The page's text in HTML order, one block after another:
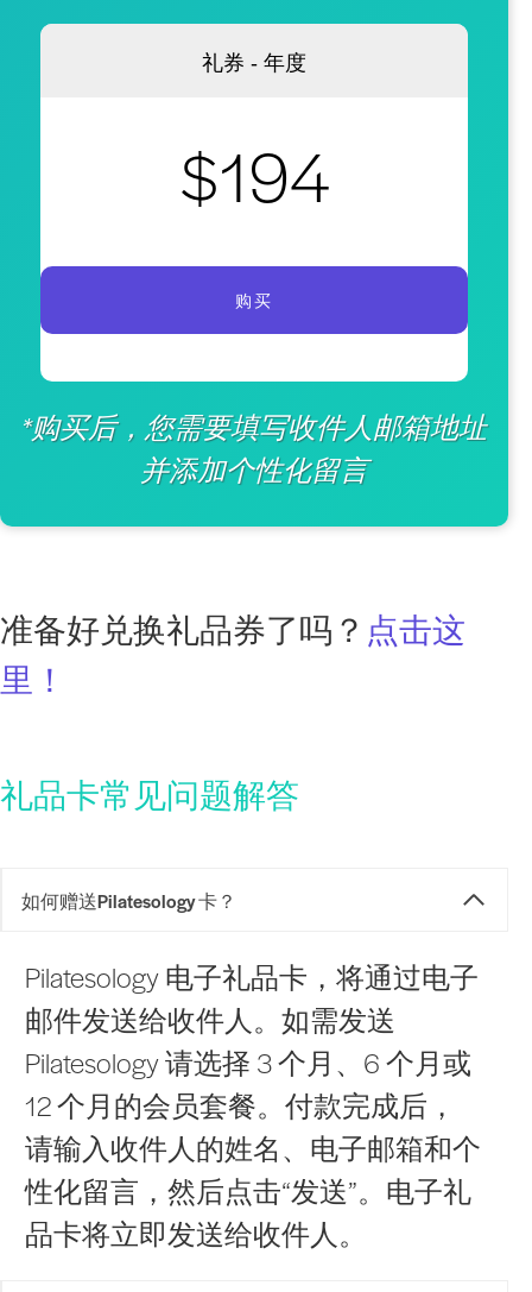
礼券 - 年度
$194
购买
*购买后，您需要填写收件人邮箱地址
并添加个性化留言
准备好兑换礼品券了吗？ 点击这
里！
礼品卡常见问题解答
如何赠送Pilatesology 卡？
Pilatesology 电子礼品卡，将通过电子
邮件发送给收件人。如需发送
Pilatesology 请选择 3 个月、6 个月或
12 个月的会员套餐。付款完成后，
请输入收件人的姓名、电子邮箱和个
性化留言，然后点击“发送”。电子礼
品卡将立即发送给收件人。